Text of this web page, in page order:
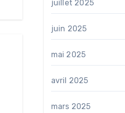
juillet 2025
juin 2025
mai 2025
avril 2025
mars 2025